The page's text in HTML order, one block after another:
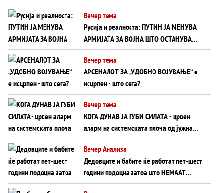
тајните на политиката на балансирање
на Вучиќ
Вечер тема
Русија и реалноста: ПУТИН ЈА МЕНУВА
АРМИЈАТА ЗА ВОЈНА ШТО ОСТАНУВА
БЕЗ ФРОНТ
Вечер тема
АРСЕНАЛОТ ЗА „УДОБНО ВОЈУВАЊЕ“ е
исцрпен - што сега?
Вечер тема
КОГА ДУНАВ ЈА ГУБИ СИЛАТА - црвен
аларм на системската плоча од јужна
Германија до Црното Море...
Вечер Анализа
Дедовците и бабите ќе работат пет-шест
години подоцна затоа што НЕМААТ
ВНУЦИ ДА ГИ ЗАМЕНАТ